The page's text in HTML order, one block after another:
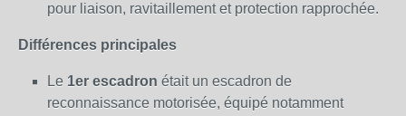
pour liaison, ravitaillement et protection rapprochée.
Différences principales
Le 1er escadron était un escadron de
reconnaissance motorisée, équipé notamment